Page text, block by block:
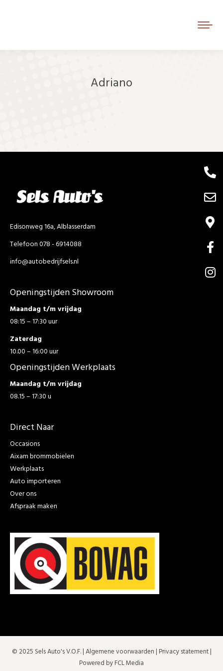
Adriano
Edisonweg 16a, Alblasserdam
Telefoon 078 - 6914088
info@autobedrijfsels.nl
Openingstijden Showroom
Maandag t/m vrijdag
08:15 – 17:30 uur
Zaterdag
10.00 – 16:00 uur
Openingstijden Werkplaats
Maandag t/m vrijdag
08.15 – 17:30 u
Direct Naar
Occasions
Aixam brommobielen
Werkplaats
Auto importeren
Over ons
Afspraak maken
© 2025 Sels Auto's V.O.F. |Algemene voorwaarden | Privacy statement|
Powered by FCL Media